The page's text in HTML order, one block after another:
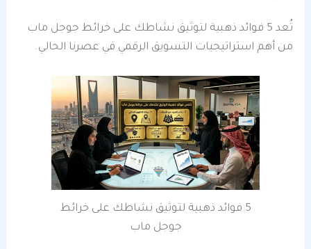
تُعد 5 فوائد ذهبية لتوثيق نشاطك على خرائط جوجل ماب
من أهم استراتيجيات التسويق الرقمي في عصرنا الحالي.
5 فوائد ذهبية لتوثيق نشاطك على خرائط
جوجل ماب